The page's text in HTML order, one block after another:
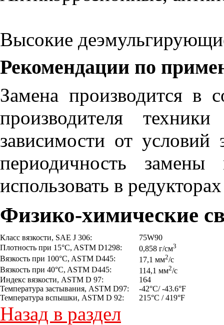
Высокие
Рекомендации по
Замена производится в
производителя
зависимости от условий
периодичность
использовать в
Физико-химические
Класс вязкости, SAE J 306:
75W90
Плотность при 15°C, ASTM D1298:
0,858 г/см3
Вязкость при 100°C, ASTM D445: 17,1 мм2/с
Вязкость при 40°C, ASTM D445:
114,1 мм2/с
Индекс вязкости, ASTM D 97:
164
Температура застывания, ASTM D97: -42°C/ -43.6°F
Температура вспышки, ASTM D 92:
215°C / 419°F
Назад в раздел